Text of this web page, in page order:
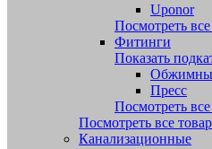
Uponor
Посмотреть
Фитинги
Показать
Пресс
Посмотреть
Посмотреть все
Канализационные